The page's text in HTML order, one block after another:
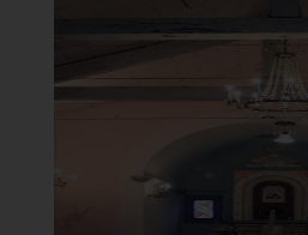
Santuario
Carmine in
Altare
Clicca per